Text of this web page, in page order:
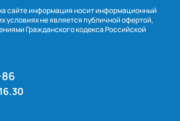
сайте информация носит информационный
условиях не является публичной офертой,
Гражданского кодекса Российской